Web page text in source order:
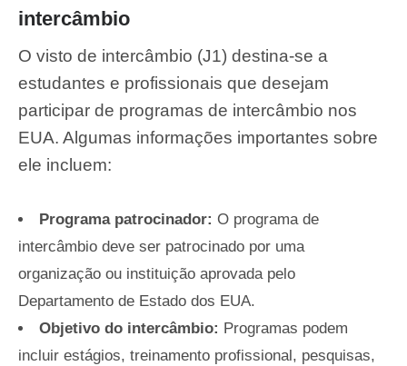
intercâmbio
O visto de intercâmbio (J1) destina-se a
estudantes e profissionais que desejam
participar de programas de intercâmbio nos
EUA. Algumas informações importantes sobre
ele incluem:
Programa patrocinador: O programa de
intercâmbio deve ser patrocinado por uma
organização ou instituição aprovada pelo
Departamento de Estado dos EUA.
Objetivo do intercâmbio: Programas podem
incluir estágios, treinamento profissional, pesquisas,